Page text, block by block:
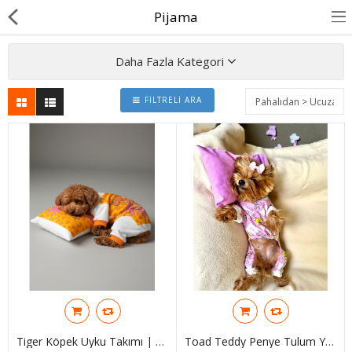
AKSESUAR
Pijama
Daha Fazla Kategori
FILTRELI ARA
Tiger Köpek Uyku Takımı | Pamuklu Penye Köpek Tulumu Ve Mini Yastık | Küçük Irklar İçin | Tüy Dökülmesini Azaltır Toad Teddy Penye Tulum Yastık Takım Uyku Set Köpek Tulum Elbise